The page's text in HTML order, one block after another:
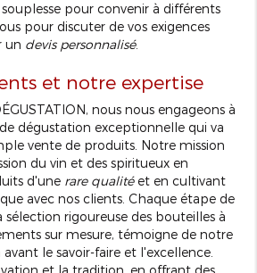
pour convenir à différents
pour discuter de vos exigences
un devis personnalisé.
et notre expertise
nous nous engageons à
dégustation exceptionnelle qui va
vente de produits. Notre mission
du vin et des spiritueux en
d'une rare qualitéet en cultivant
avec nos clients. Chaque étape de
sélection rigoureuse des bouteilles à
sur mesure, témoigne de notre
le savoir-faire et l'excellence.